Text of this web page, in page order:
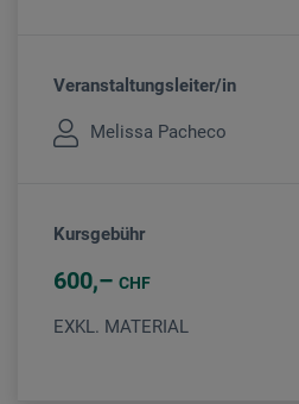
Veranstaltungsleiter/in
Melissa Pacheco
Kursgebühr
600 CHF
EXKL. MATERIAL